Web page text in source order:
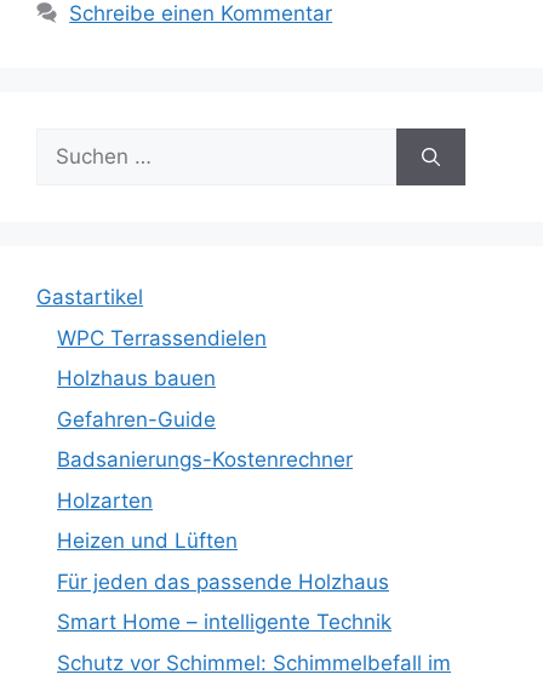
Schreibe einen Kommentar
Suche
nach:
Gastartikel
WPC Terrassendielen
Holzhaus bauen
Gefahren-Guide
Badsanierungs-Kostenrechner
Holzarten
Heizen und Lüften
Für jeden das passende Holzhaus
Smart Home – intelligente Technik
Schutz vor Schimmel: Schimmelbefall im